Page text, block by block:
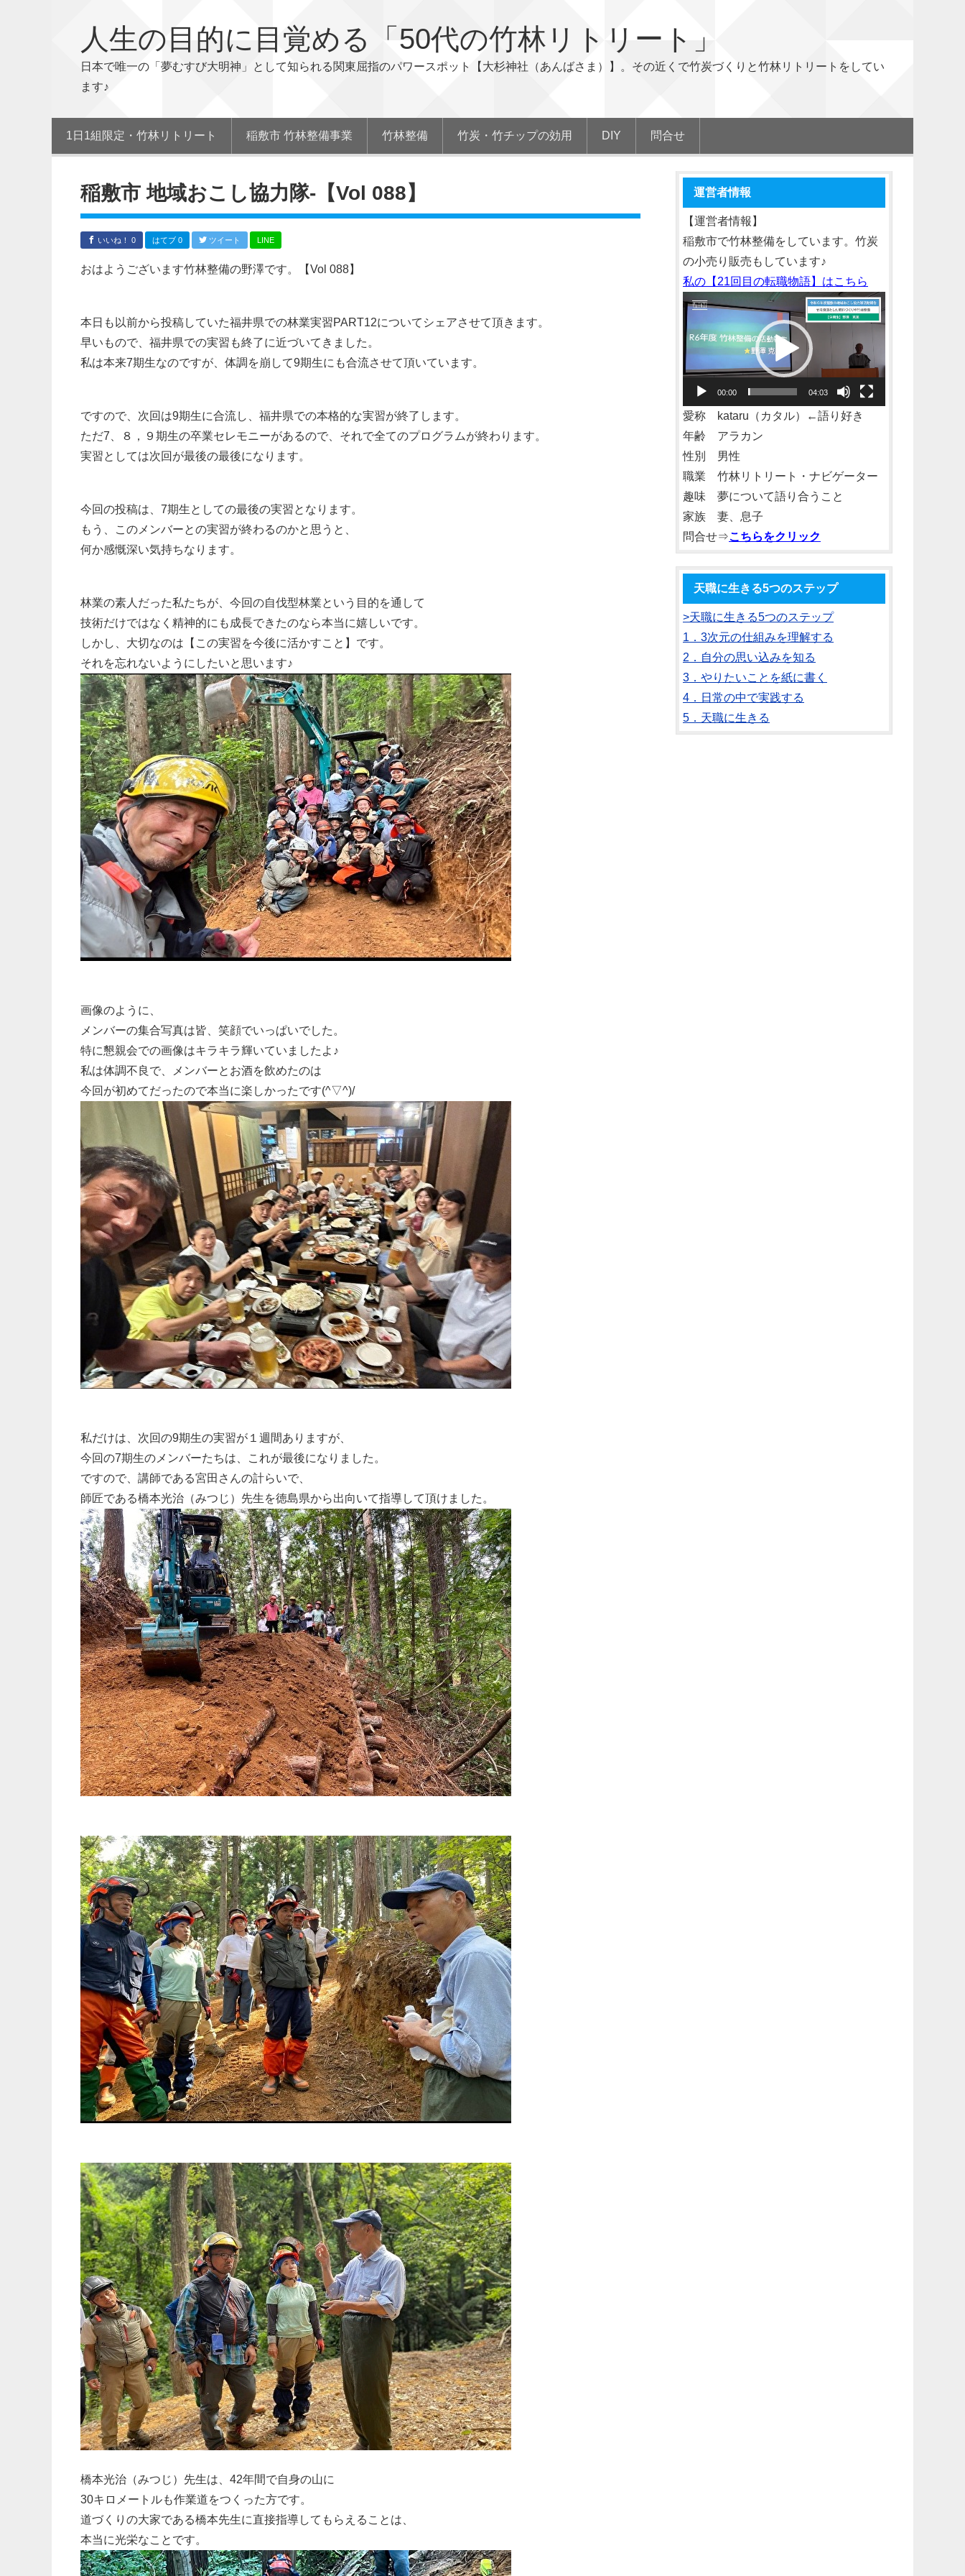
人生の目的に目覚める「50代の竹林リトリート」
日本で唯一の「夢むすび大明神」として知られる関東屈指のパワースポット【大杉神社（あんばさま）】。その近くで竹炭づくりと竹林リトリートをしてい
ます♪
1日1組限定・竹林リトリート 稲敷市 竹林整備事業 竹林整備 竹炭・竹チップの効用 DIY 問合せ
稲敷市 地域おこし協力隊‐【Vol 088】
いいね！ 0 はてブ 0 ツイート LINE
おはようございます竹林整備の野澤です。【Vol 088】
本日も以前から投稿していた福井県での林業実習PART12についてシェアさせて頂きます。
早いもので、福井県での実習も終了に近づいてきました。
私は本来7期生なのですが、体調を崩して9期生にも合流させて頂いています。
ですので、次回は9期生に合流し、福井県での本格的な実習が終了します。
ただ7、８，９期生の卒業セレモニーがあるので、それで全てのプログラムが終わります。
実習としては次回が最後の最後になります。
今回の投稿は、7期生としての最後の実習となります。
もう、このメンバーとの実習が終わるのかと思うと、
何か感慨深い気持ちなります。
林業の素人だった私たちが、今回の自伐型林業という目的を通して
技術だけではなく精神的にも成長できたのなら本当に嬉しいです。
しかし、大切なのは【この実習を今後に活かすこと】です。
それを忘れないようにしたいと思います♪
画像のように、
メンバーの集合写真は皆、笑顔でいっぱいでした。
特に懇親会での画像はキラキラ輝いていましたよ♪
私は体調不良で、メンバーとお酒を飲めたのは
今回が初めてだったので本当に楽しかったです(^▽^)/
私だけは、次回の9期生の実習が１週間ありますが、
今回の7期生のメンバーたちは、これが最後になりました。
ですので、講師である宮田さんの計らいで、
師匠である橋本光治（みつじ）先生を徳島県から出向いて指導して頂けました。
橋本光治（みつじ）先生は、42年間で自身の山に
30キロメートルも作業道をつくった方です。
道づくりの大家である橋本先生に直接指導してもらえることは、
本当に光栄なことです。
運営者情報
【運営者情報】
稲敷市で竹林整備をしています。竹炭
の小売り販売もしています♪
私の【21回目の転職物語】はこちら
画
プ
レ
ー
ー
00:00 04:03
愛称 kataru（カタル）←語り好き
年齢 アラカン
性別 男性
職業 竹林リトリート・ナビゲーター
趣味 夢について語り合うこと
家族 妻、息子
問合せ⇒こちらをクリック
天職に生きる5つのステップ
>天職に生きる5つのステップ
1．3次元の仕組みを理解する
2．自分の思い込みを知る
3．やりたいことを紙に書く
4．日常の中で実践する
5．天職に生きる